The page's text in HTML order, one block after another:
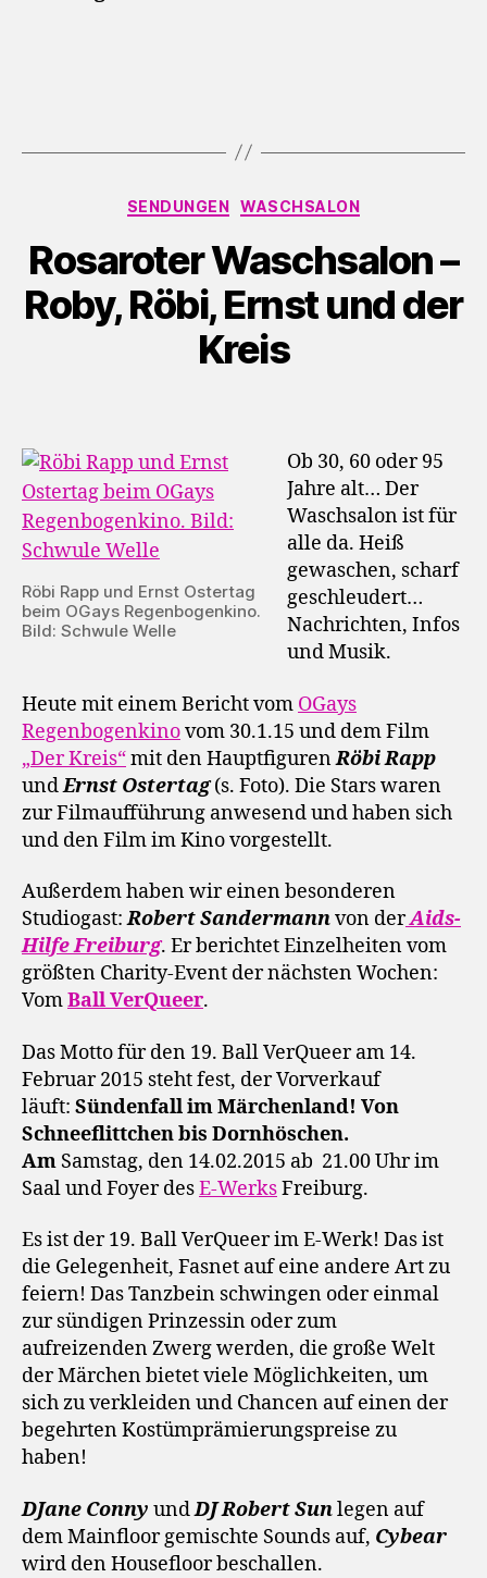
Kategorien
SENDUNGEN WASCHSALON
Rosaroter Waschsalon –
Roby, Röbi, Ernst und der
Kreis
Röbi Rapp und Ernst Ostertag
beim OGays Regenbogenkino.
Bild: Schwule Welle
Ob 30, 60 oder 95
Jahre alt… Der
Waschsalon ist für
alle da. Heiß
gewaschen, scharf
geschleudert…
Nachrichten, Infos
und Musik.
Heute mit einem Bericht vom OGays
Regenbogenkinovom 30.1.15 und dem Film
„Der Kreis“mit den HauptfigurenRöbi Rapp
undErnst Ostertag(s. Foto). Die Stars waren
zur Filmaufführung anwesend und haben sich
und den Film im Kino vorgestellt.
Außerdem haben wir einen besonderen
Studiogast:Robert Sandermannvon derAids-
Hilfe Freiburg. Er berichtet Einzelheiten vom
größten Charity-Event der nächsten Wochen:
VomBall VerQueer.
Das Motto für den 19. Ball VerQueer am 14.
Februar 2015 steht fest, der Vorverkauf
läuft: Sündenfall im Märchenland! Von
Schneeflittchen bis Dornhöschen.
Am Samstag, den 14.02.2015 ab 21.00 Uhr im
Saal und Foyer desE-WerksFreiburg.
Es ist der 19. Ball VerQueer im E-Werk! Das ist
die Gelegenheit, Fasnet auf eine andere Art zu
feiern! Das Tanzbein schwingen oder einmal
zur sündigen Prinzessin oder zum
aufreizenden Zwerg werden, die große Welt
der Märchen bietet viele Möglichkeiten, um
sich zu verkleiden und Chancen auf einen der
begehrten Kostümprämierungspreise zu
haben!
DJane Conny undDJ Robert Sunlegen auf
dem Mainfloor gemischte Sounds auf, Cybear
wird den Housefloor beschallen.